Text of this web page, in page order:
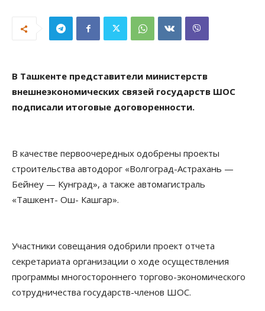
В Ташкенте представители министерств
внешнеэкономических связей государств ШОС
подписали итоговые договоренности.
В качестве первоочередных одобрены проекты
строительства автодорог «Волгоград-Астрахань —
Бейнеу — Кунград», а также автомагистраль
«Ташкент- Ош- Кашгар».
Участники совещания одобрили проект отчета
секретариата организации о ходе осуществления
программы многостороннего торгово-экономического
сотрудничества государств-членов ШОС.